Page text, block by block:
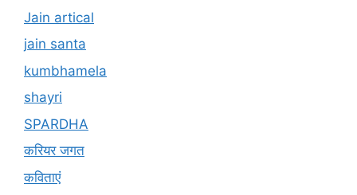
Jain artical
jain santa
kumbhamela
shayri
SPARDHA
करियर जगत
कविताएं